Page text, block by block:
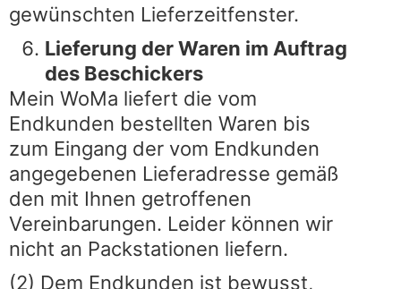
gewünschten Lieferzeitfenster.
Lieferung der Waren im Auftrag
des Beschickers
Mein WoMa liefert die vom
Endkunden bestellten Waren bis
zum Eingang der vom Endkunden
angegebenen Lieferadresse gemäß
den mit Ihnen getroffenen
Vereinbarungen. Leider können wir
nicht an Packstationen liefern.
(2) Dem Endkunden ist bewusst,